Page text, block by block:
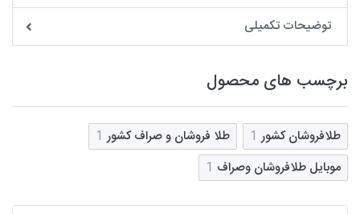
توضیحات تکمیلی
برچسب های محصول
طلافروشان کشور 1 طلا فروشان و صراف کشور 1
موبایل طلافروشان وصراف 1